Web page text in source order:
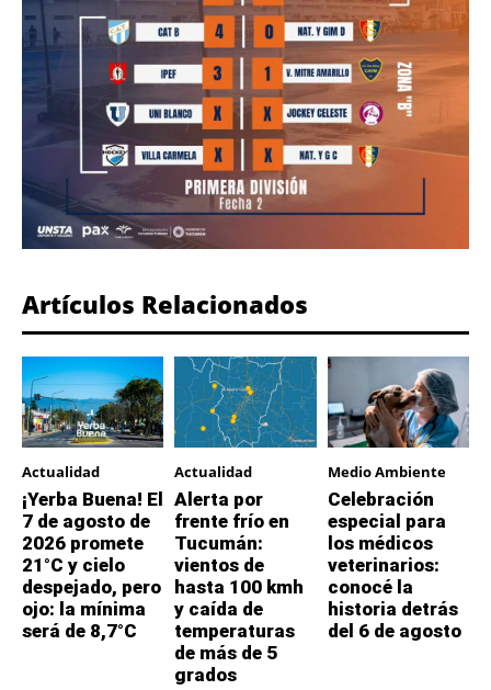
Artículos Relacionados
Actualidad
¡Yerba Buena! El
7 de agosto de
2026 promete
21°C y cielo
despejado, pero
ojo: la mínima
será de 8,7°C
Actualidad
Alerta por
frente frío en
Tucumán:
vientos de
hasta 100 kmh
y caída de
temperaturas
de más de 5
grados
Medio Ambiente
Celebración
especial para
los médicos
veterinarios:
conocé la
historia detrás
del 6 de agosto